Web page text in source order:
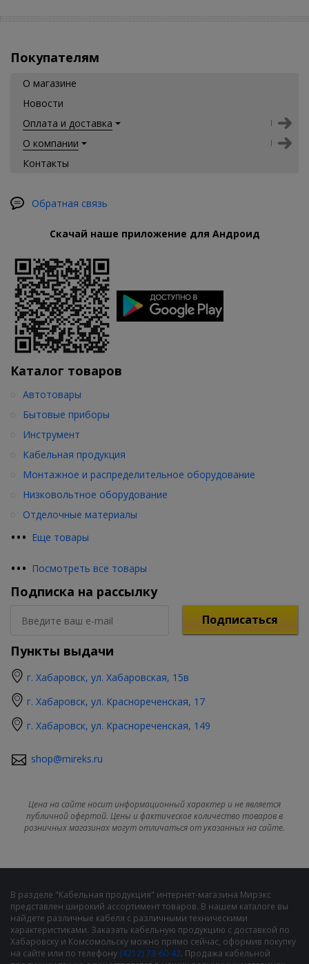
Покупателям
О магазине
Новости
Оплата и доставка
О компании
Контакты
Обратная связь
Скачай наше приложение для Андроид
Каталог товаров
••• Еще товары
Автотовары
Бытовые приборы
Инструмент
Кабельная продукция
Монтажное и распределительное оборудование
Низковольтное оборудование
Отделочные материалы
••• Посмотреть все товары
Подписка на рассылку
Подписаться
Пункты выдачи
г. Хабаровск, ул. Хабаровская, 15в
г. Хабаровск, ул. Краснореченская, 17
г. Хабаровск, ул. Краснореченская, 149
shop@mireks.ru
Цена на сайте носит информационный характер и не является
публичной офертой. Цены и фактическое количество товаров в
розничных магазинах могут отличаться от указанных на сайте.
В разделе "Кабельная продукция" интернет-магазина Мирэкс
представлен широкий ассортимент товаров. В нашем каталоге вы
найдете различные кабеля с различными техническими
характеристиками. Заказать кабельную продукцию с доставкой по
Хабаровску и Комсомольску можно прямо сейчас, оформив покупку
на сайте или по телефону (4212) 73-60-42. Продажа кабельной